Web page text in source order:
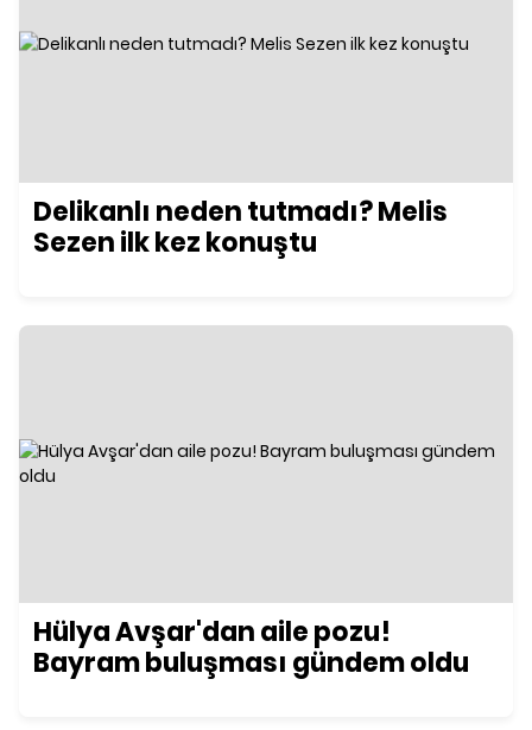
Delikanlı neden tutmadı? Melis
Sezen ilk kez konuştu
Hülya Avşar'dan aile pozu!
Bayram buluşması gündem oldu